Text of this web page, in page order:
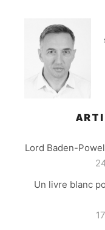
Lord Baden-
Un livre blanc